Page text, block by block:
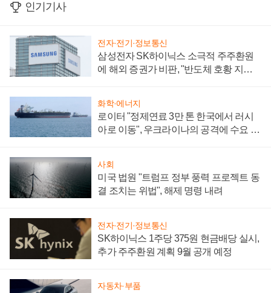
인기기사
전자·전기·정보통신
삼성전자 SK하이닉스 소극적 주주환원
에 해외 증권가 비판, "반도체 호황 지속
화학·에너지
로이터 "정제연료 3만 톤 한국에서 러시
아로 이동", 우크라이나의 공격에 수요 늘
사회
미국 법원 "트럼프 정부 풍력 프로젝트 동
결 조치는 위법", 해제 명령 내려
전자·전기·정보통신
SK하이닉스 1주당 375원 현금배당 실시,
추가 주주환원 계획 9월 공개 예정
자동차·부품